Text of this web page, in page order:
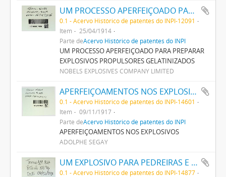
UM PROCESSO APERFEIÇOADO PARA PREPARAR EXPLOSIVOS PROPULSORES GELATINISADOS
0.1 - Acervo Histórico de patentes do INPI-12091
Item
25/04/1914
Parte deAcervo Histórico de patentes do INPI
UM PROCESSO APERFEIÇOADO PARA PREPARAR
EXPLOSIVOS PROPULSORES GELATINIZADOS
NOBELS EXPLOSIVES COMPANY LIMITED
APERFEIÇOAMENTOS NOS EXPLOSIVOS
0.1 - Acervo Histórico de patentes do INPI-14601
Item
09/11/1917
Parte deAcervo Histórico de patentes do INPI
APERFEIÇOAMENTOS NOS EXPLOSIVOS
ADOLPHE SEGAY
UM EXPLOSIVO PARA PEDREIRAS E PARA OUTROS FINS
0.1 - Acervo Histórico de patentes do INPI-14877